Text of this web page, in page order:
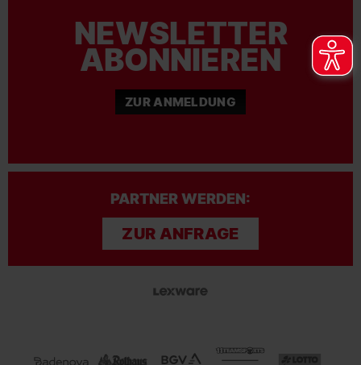
NEWSLETTER
ABONNIEREN
ZUR ANMELDUNG
PARTNER WERDEN:
ZUR ANFRAGE